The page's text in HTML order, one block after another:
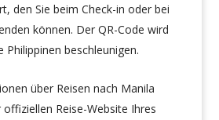
den Sie beim Check-in oder bei
können. Der QR-Code wird
Philippinen beschleunigen.
über Reisen nach Manila
Reise-Website Ihres